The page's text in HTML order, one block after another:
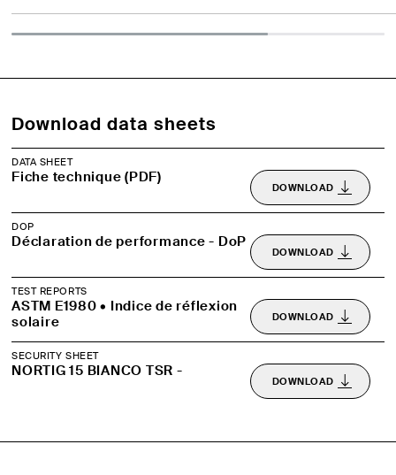
Download data sheets
DATA SHEET
Fiche technique (PDF)
DOWNLOAD
DOP
Déclaration de performance - DoP
DOWNLOAD
TEST REPORTS
ASTM E1980 • Indice de réflexion
solaire
DOWNLOAD
SECURITY SHEET
NORTIG 15 BIANCO TSR -
DOWNLOAD